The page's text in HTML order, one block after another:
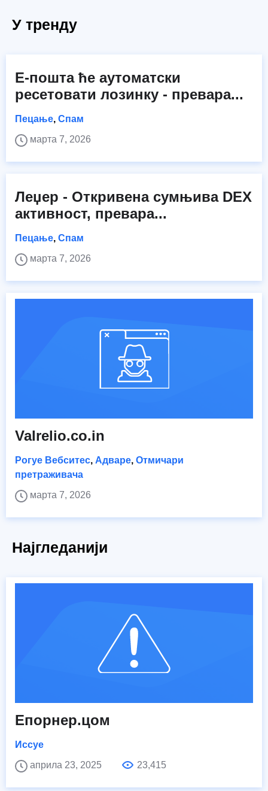
У тренду
Е-пошта ће аутоматски
ресетовати лозинку - превара...
Пецање, Спам
марта 7, 2026
Леџер - Откривена сумњива DEX
активност, превара...
Пецање, Спам
марта 7, 2026
Valrelio.co.in
Рогуе Вебситес, Адваре, Отмичари
претраживача
марта 7, 2026
Најгледанији
Епорнер.цом
Иссуе
априла 23, 2025
23,415